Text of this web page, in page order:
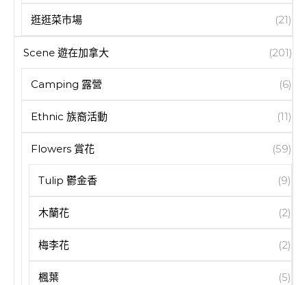
逛逛菜市場 (21)
Scene 遊在加拿大 (201)
Camping 露營 (6)
Ethnic 族裔活動 (11)
Flowers 賞花 (59)
Tulip 鬱金香 (9)
木蘭花 (2)
梅李花 (2)
楓葉 (5)